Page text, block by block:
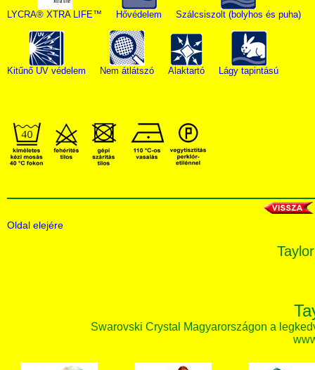
LYCRA® XTRA LIFE™ Hővédelem Szálcsiszolt (bolyhos és puha)
Kitűnő UV védelem Nem átlátszó Alaktartó Lágy tapintású
Oldal elejére
Swarovski Crystal Magyarországon a